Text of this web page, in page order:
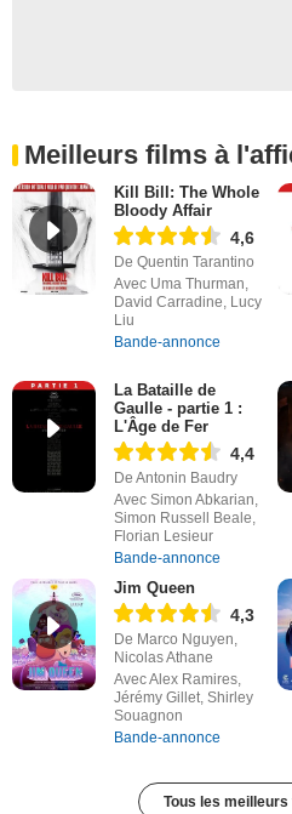
Meilleurs films à
Kill Bill: The Whole
Bloody Affair
4,6
De Quentin Tarantino
Avec Uma Thurman,
David Carradine, Lucy
Liu
Bande-annonce
La Bataille de
Gaulle - partie 1 :
L'Âge de Fer
4,4
De Antonin Baudry
Avec Simon Abkarian,
Simon Russell Beale,
Florian Lesieur
Bande-annonce
Jim Queen
4,3
De Marco Nguyen,
Nicolas Athane
Avec Alex Ramires,
Jérémy Gillet, Shirley
Souagnon
Bande-annonce
Tous les